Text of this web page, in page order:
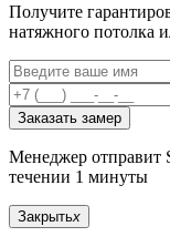
Получите
натяжного потолка
Заказать замер
Менеджер отправит
течении 1 минуты
Закрытьx